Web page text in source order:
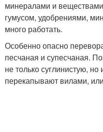
минералами и
гумусом, удобрениями,
много работать.
Особенно опасно
песчаная и супесчаная.
не только суглинистую,
перекапывают вилами,